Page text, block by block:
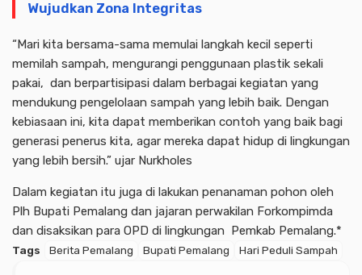
Wujudkan Zona Integritas
“Mari kita bersama-sama memulai langkah kecil seperti
memilah sampah, mengurangi penggunaan plastik sekali
pakai, dan berpartisipasi dalam berbagai kegiatan yang
mendukung pengelolaan sampah yang lebih baik. Dengan
kebiasaan ini, kita dapat memberikan contoh yang baik bagi
generasi penerus kita, agar mereka dapat hidup di lingkungan
yang lebih bersih.” ujar Nurkholes
Dalam kegiatan itu juga di lakukan penanaman pohon oleh
Plh Bupati Pemalang dan jajaran perwakilan Forkompimda
dan disaksikan para OPD di lingkungan Pemkab Pemalang.*
Tags Berita Pemalang Bupati Pemalang Hari Peduli Sampah